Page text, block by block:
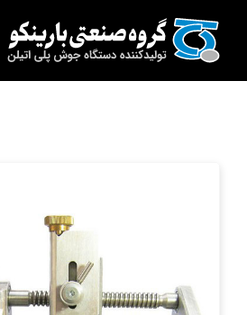
content